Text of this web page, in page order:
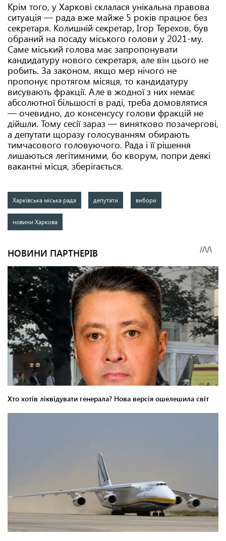
Крім того, у Харкові склалася унікальна правова
ситуація — рада вже майже 5 років працює без
секретаря. Колишній секретар, Ігор Терехов, був
обраний на посаду міського голови у 2021-му.
Саме міський голова має запропонувати
кандидатуру нового секретаря, але він цього не
робить. За законом, якщо мер нічого не
пропонує протягом місяця, то кандидатуру
висувають фракції. Але в жодної з них немає
абсолютної більшості в раді, треба домовлятися
— очевидно, до консенсусу голови фракцій не
дійшли. Тому сесії зараз — винятково позачергові,
а депутати щоразу голосуванням обирають
тимчасового головуючого. Рада і її рішення
лишаються легітимними, бо кворум, попри деякі
вакантні місця, зберігається.
Харківська міська рада депутати вибори
новини Харкова